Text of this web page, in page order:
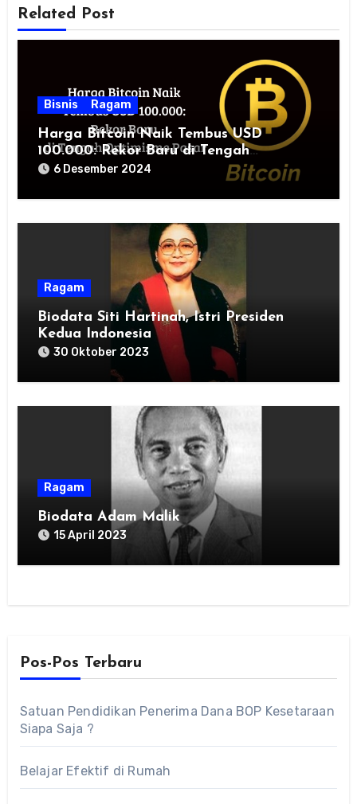
Related Post
Bisnis Ragam
Harga Bitcoin Naik Tembus USD
100.000: Rekor Baru di Tengah
Optimisme Pasar
6 Desember 2024
Ragam
Biodata Siti Hartinah, Istri Presiden
Kedua Indonesia
30 Oktober 2023
Ragam
Biodata Adam Malik
15 April 2023
Pos-Pos Terbaru
Satuan Pendidikan Penerima Dana BOP Kesetaraan
Siapa Saja ?
Belajar Efektif di Rumah